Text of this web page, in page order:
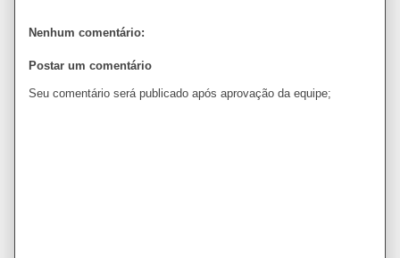
Nenhum comentário:
Postar um comentário
Seu comentário será publicado após aprovação da equipe;